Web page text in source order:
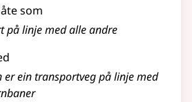
som
på linje med alle andre
ein transportveg på linje med